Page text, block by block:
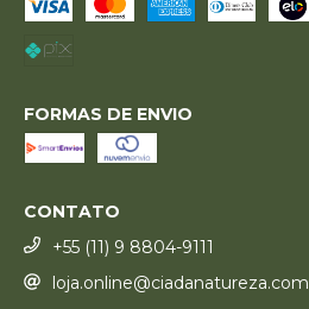
FORMAS DE ENVIO
CONTATO
+55 (11) 9 8804-9111
loja.online@ciadanatureza.com